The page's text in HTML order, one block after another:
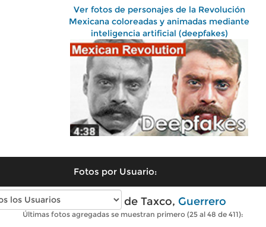
Ver fotos de personajes de la Revolución
Mexicana coloreadas y animadas mediante
inteligencia artificial (deepfakes)
Fotos por Usuario:
Fotos antiguas de Taxco, Guerrero
Últimas fotos agregadas se muestran primero (25 al 48 de 411):